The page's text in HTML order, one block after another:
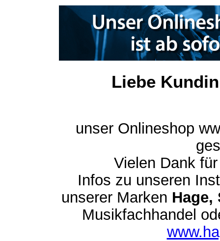
Liebe
unser Onlineshop
Vielen Dank
Infos zu unseren
unserer Marken Hage,
Musikfachhandel